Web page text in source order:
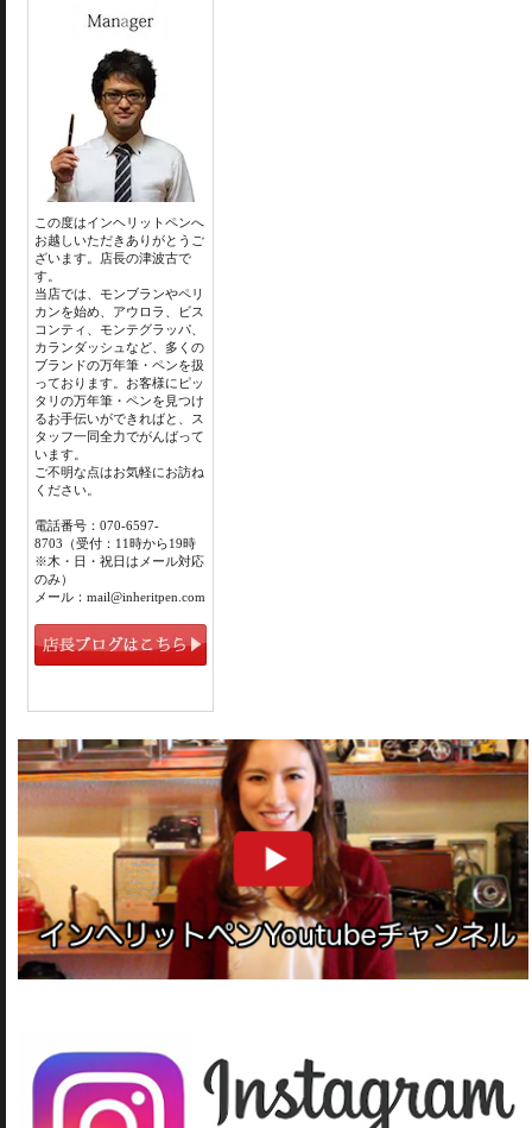
この度はインヘリットペンへ
お越しいただきありがとうご
ざいます。店長の津波古で
す。
当店では、モンブランやペリ
カンを始め、アウロラ、ビス
コンティ、モンテグラッパ、
カランダッシュなど、多くの
ブランドの万年筆・ペンを扱
っております。お客様にピッ
タリの万年筆・ペンを見つけ
るお手伝いができればと、ス
タッフ一同全力でがんばって
います。
ご不明な点はお気軽にお訪ね
ください。
電話番号：070-6597-
8703（受付：11時から19時
※木・日・祝日はメール対応
のみ）
メール：mail@inheritpen.com